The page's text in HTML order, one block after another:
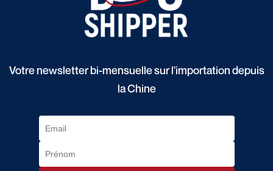
Votre newsletter bi-mensuelle sur l'importation depuis
la Chine